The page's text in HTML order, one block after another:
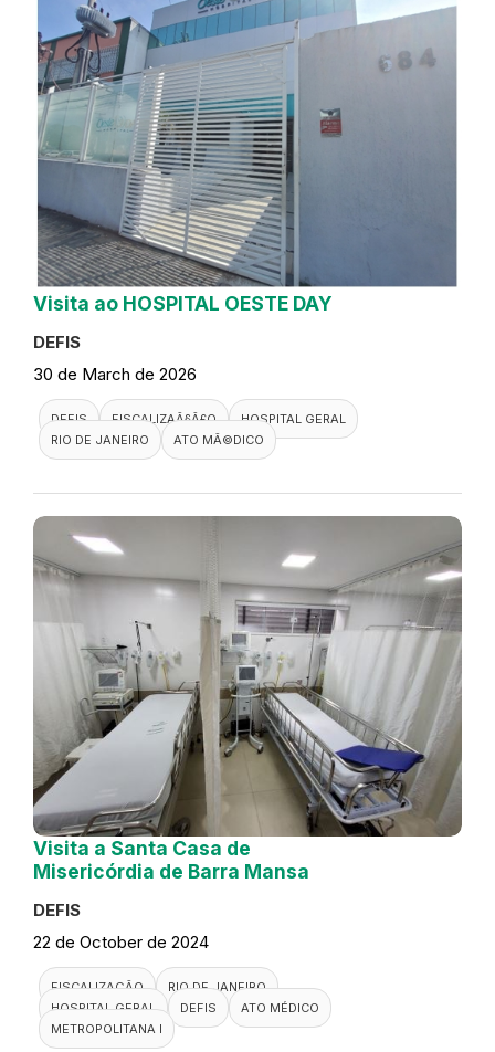
Visita ao HOSPITAL OESTE DAY
DEFIS
30 de March de 2026
DEFIS FISCALIZAÃ§Ã£O
HOSPITAL GERAL
RIO DE JANEIRO
ATO MÃ©DICO
Visita a Santa Casa de
Misericórdia de Barra Mansa
DEFIS
22 de October de 2024
FISCALIZAÇÃO
RIO DE JANEIRO
HOSPITAL GERAL
DEFIS
ATO MÉDICO
METROPOLITANA I